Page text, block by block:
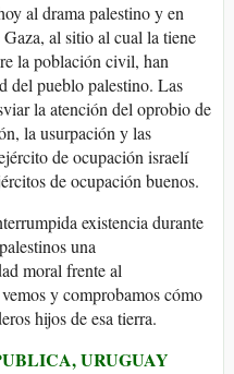
al drama palestino y en
al sitio al cual la tiene
la población civil, han
del pueblo palestino. Las
la atención del oprobio de
la usurpación y las
de ocupación israelí
de ocupación buenos.
existencia durante
una
moral frente al
y comprobamos cómo
hijos de esa tierra.
URUGUAY